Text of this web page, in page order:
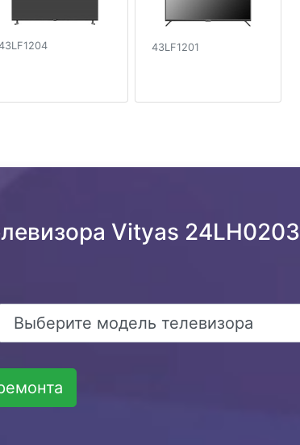
43LF1201
Vityas 24LH0203